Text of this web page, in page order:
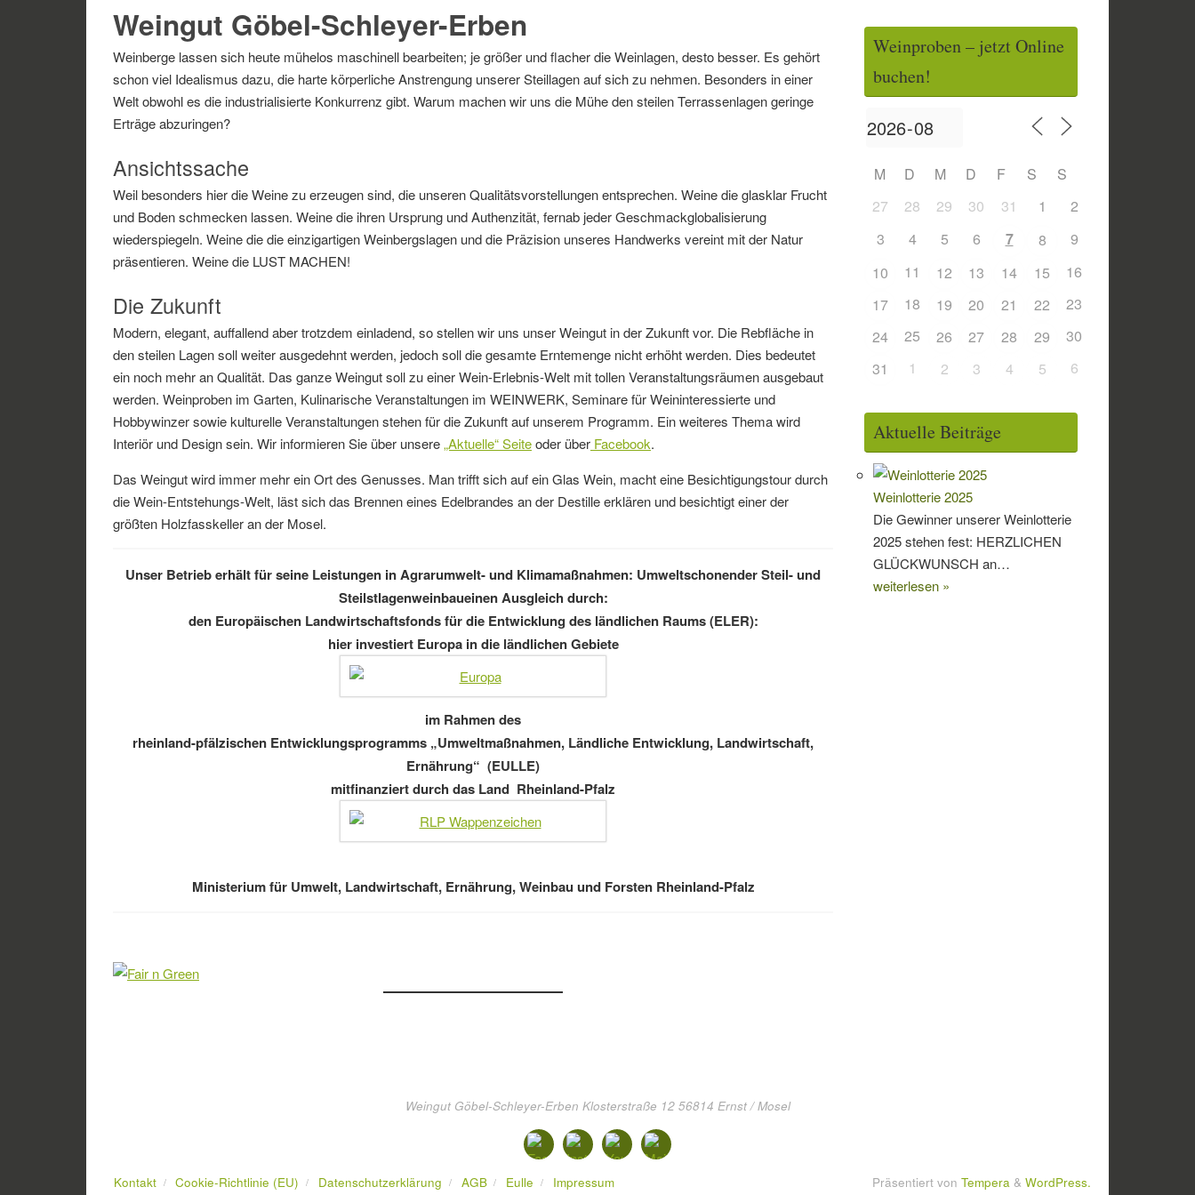
Weingut Göbel-Schleyer-Erben
Weinberge lassen sich heute mühelos maschinell bearbeiten; je größer und flacher die Weinlagen, desto besser. Es gehört
schon viel Idealismus dazu, die harte körperliche Anstrengung unserer Steillagen auf sich zu nehmen. Besonders in einer
Welt obwohl es die industrialisierte Konkurrenz gibt. Warum machen wir uns die Mühe den steilen Terrassenlagen geringe
Erträge abzuringen?
Ansichtssache
Weil besonders hier die Weine zu erzeugen sind, die unseren Qualitätsvorstellungen entsprechen. Weine die glasklar Frucht
und Boden schmecken lassen. Weine die ihren Ursprung und Authenzität, fernab jeder Geschmackglobalisierung
wiederspiegeln. Weine die die einzigartigen Weinbergslagen und die Präzision unseres Handwerks vereint mit der Natur
präsentieren. Weine die LUST MACHEN!
Die Zukunft
Modern, elegant, auffallend aber trotzdem einladend, so stellen wir uns unser Weingut in der Zukunft vor. Die Rebfläche in
den steilen Lagen soll weiter ausgedehnt werden, jedoch soll die gesamte Erntemenge nicht erhöht werden. Dies bedeutet
ein noch mehr an Qualität. Das ganze Weingut soll zu einer Wein-Erlebnis-Welt mit tollen Veranstaltungsräumen ausgebaut
werden. Weinproben im Garten, Kulinarische Veranstaltungen im WEINWERK, Seminare für Weininteressierte und
Hobbywinzer sowie kulturelle Veranstaltungen stehen für die Zukunft auf unserem Programm. Ein weiteres Thema wird
Interiör und Design sein. Wir informieren Sie über unsere„Aktuelle“ Seiteoder über Facebook.
Das Weingut wird immer mehr ein Ort des Genusses. Man trifft sich auf ein Glas Wein, macht eine Besichtigungstour durch
die Wein-Entstehungs-Welt, läst sich das Brennen eines Edelbrandes an der Destille erklären und besichtigt einer der
größten Holzfasskeller an der Mosel.
Unser Betrieb erhält für seine Leistungen in Agrarumwelt- und Klimamaßnahmen: Umweltschonender Steil- und
Steilstlagenweinbaueinen Ausgleich durch:
den Europäischen Landwirtschaftsfonds für die Entwicklung des ländlichen Raums (ELER):
hier investiert Europa in die ländlichen Gebiete
im Rahmen des
rheinland-pfälzischen Entwicklungsprogramms „Umweltmaßnahmen, Ländliche Entwicklung, Landwirtschaft,
Ernährung“ (EULLE)
mitfinanziert durch das Land Rheinland-Pfalz
Ministerium für Umwelt, Landwirtschaft, Ernährung, Weinbau und Forsten Rheinland-Pfalz
Weinproben – jetzt Online
buchen!
M D M D F S
S
27
28 29 30 31 1
2
3
4 5 6 7 8
9
10
11 12 13 14 15
16
17
18 19 20 21 22
23
24
25 26 27 28 29
30
31
1 2 3 4 5 6
Aktuelle Beiträge
Weinlotterie 2025
Die Gewinner unserer Weinlotterie
2025 stehen fest: HERZLICHEN
GLÜCKWUNSCH an…
weiterlesen »
Weingut Göbel-Schleyer-Erben Klosterstraße 12 56814 Ernst / Mosel
Kontakt Cookie-Richtlinie (EU) Datenschutzerklärung AGB Eulle Impressum Präsentiert von Tempera & WordPress.